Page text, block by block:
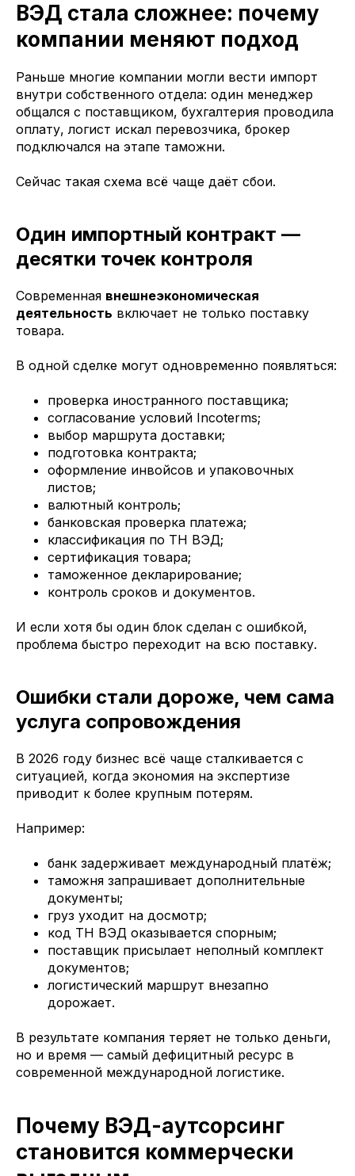
ВЭД стала сложнее: почему
компании меняют подход
Раньше многие компании могли вести импорт
внутри собственного отдела: один менеджер
общался с поставщиком, бухгалтерия проводила
оплату, логист искал перевозчика, брокер
подключался на этапе таможни.
Сейчас такая схема всё чаще даёт сбои.
Один импортный контракт —
десятки точек контроля
Современная внешнеэкономическая
деятельность включает не только поставку
товара.
В одной сделке могут одновременно появляться:
проверка иностранного поставщика;
согласование условий Incoterms;
выбор маршрута доставки;
подготовка контракта;
оформление инвойсов и упаковочных
листов;
валютный контроль;
банковская проверка платежа;
классификация по ТН ВЭД;
сертификация товара;
таможенное декларирование;
контроль сроков и документов.
И если хотя бы один блок сделан с ошибкой,
проблема быстро переходит на всю поставку.
Ошибки стали дороже, чем сама
услуга сопровождения
В 2026 году бизнес всё чаще сталкивается с
ситуацией, когда экономия на экспертизе
приводит к более крупным потерям.
Например:
банк задерживает международный платёж;
таможня запрашивает дополнительные
документы;
груз уходит на досмотр;
код ТН ВЭД оказывается спорным;
поставщик присылает неполный комплект
документов;
логистический маршрут внезапно
дорожает.
В результате компания теряет не только деньги,
но и время — самый дефицитный ресурс в
современной международной логистике.
Почему ВЭД-аутсорсинг
становится коммерчески